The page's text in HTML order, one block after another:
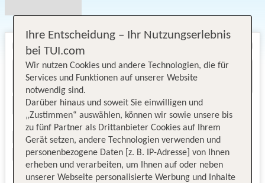
Ihre Entscheidung – Ihr Nutzungserlebnis
bei TUI.com
Wir nutzen Cookies und andere Technologien, die für
Services und Funktionen auf unserer Website
notwendig sind.
Darüber hinaus und soweit Sie einwilligen und
„Zustimmen“ auswählen, können wir sowie unsere bis
zu fünf Partner als Drittanbieter Cookies auf Ihrem
Gerät setzen, andere Technologien verwenden und
personenbezogene Daten [z. B. IP-Adresse] von Ihnen
erheben und verarbeiten, um Ihnen auf oder neben
unserer Webseite personalisierte Werbung und Inhalte